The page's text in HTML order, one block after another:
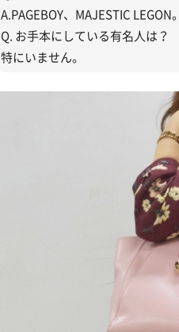
A.PAGEBOY、MAJESTIC LEGON。
Q. お手本にしている有名人は？
特にいません。